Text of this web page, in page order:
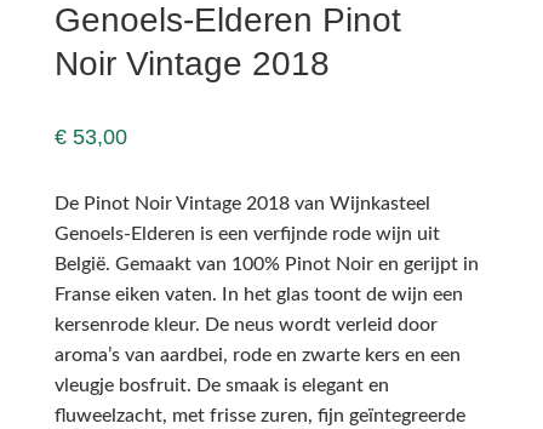
Genoels-Elderen Pinot
Noir Vintage 2018
€53,00
De Pinot Noir Vintage 2018 van Wijnkasteel
Genoels-Elderen is een verfijnde rode wijn uit
België. Gemaakt van 100% Pinot Noir en gerijpt in
Franse eiken vaten. In het glas toont de wijn een
kersenrode kleur. De neus wordt verleid door
aroma’s van aardbei, rode en zwarte kers en een
vleugje bosfruit. De smaak is elegant en
fluweelzacht, met frisse zuren, fijn geïntegreerde